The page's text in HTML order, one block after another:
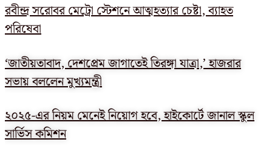
রবীন্দ্র সরোবর মেট্রো স্টেশনে আত্মহত্যার চেষ্টা, ব্যাহত
পরিষেবা
‘জাতীয়তাবাদ, দেশপ্রেম জাগাতেই তিরঙ্গা যাত্রা,’ হাজরার
সভায় বললেন মুখ্যমন্ত্রী
২০২৫-এর নিয়ম মেনেই নিয়োগ হবে, হাইকোর্টে জানাল স্কুল
সার্ভিস কমিশন